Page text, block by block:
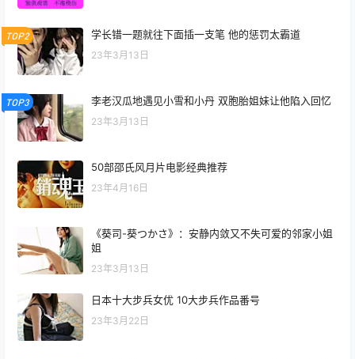
TOP2 学长错一题就往下面插一支笔 他的惩罚太霸道
23年3月13日
TOP3 李老汉瓜地遇见小雪和小丹 双胞胎姐妹让他陷入回忆
23年3月13日
50部邵氏风月片电影经典推荐
23年4月16日
《葵司-葵つかさ》：安静内敛又不失可爱的邻家小姐
姐
23年3月13日
日本十大步兵女优 10大步兵作品番号
23年3月22日